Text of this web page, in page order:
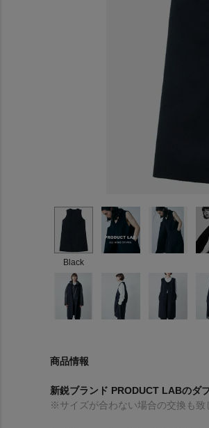
Black
商品情報
新鋭ブランド PRODUCT LABのダ
※サイズが合わない場合の交換も致